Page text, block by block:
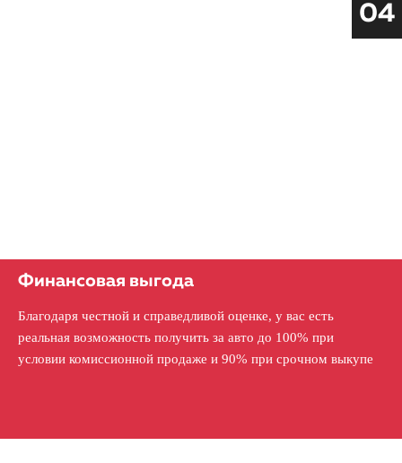
04
Финансовая выгода
Благодаря честной и справедливой оценке, у вас есть
реальная возможность получить за авто до 100% при
условии комиссионной продаже и 90% при срочном выкупе